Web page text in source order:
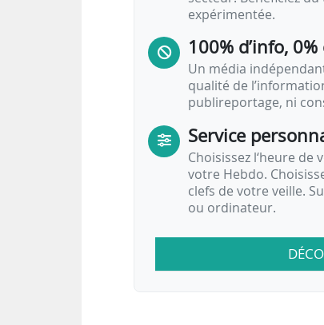
expérimentée.
100% d’info,
Un média
qualité de
publireportage, ni
Service
Choisissez l‘heure
votre Hebdo.
clefs de votre veille.
ou ordinateur.